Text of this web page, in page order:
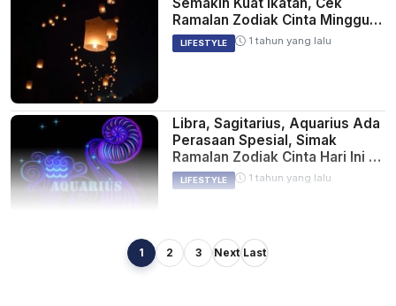
Ramalan Zodiak Cinta Minggu
Ini 12-18 Agustus 2024
LIFESTYLE 1 tahun yang lalu
Libra, Sagitarius, Aquarius Ada
Perasaan Spesial, Simak
Ramalan Zodiak Cinta Hari Ini 8
Agustus 2024
LIFESTYLE 1 tahun yang lalu
Libra, Scorpio, Aquarius
1 2 3 Next Last